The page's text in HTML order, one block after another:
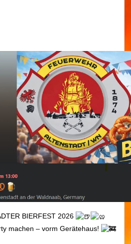
BIERFEST 2026
machen – vorm Gerätehaus!